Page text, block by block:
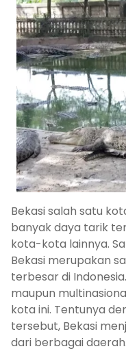
Bekasi salah satu
banyak daya tarik
kota-kota lainnya.
Bekasi merupakan
terbesar di
maupun
kota ini. Tentunya
tersebut, Bekasi
dari berbagai daerah.